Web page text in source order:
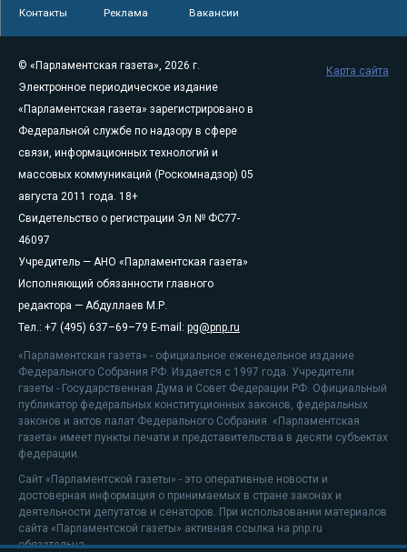
Контакты Реклама Вакансии
© «Парламентская газета», 2026 г.
Электронное периодическое издание
«Парламентская газета» зарегистрировано в
Федеральной службе по надзору в сфере
связи, информационных технологий и
массовых коммуникаций (Роскомнадзор) 05
августа 2011 года. 18+
Свидетельство о регистрации Эл № ФС77-
46097
Учредитель — АНО «Парламентская газета»
Исполняющий обязанности главного
редактора — Абдуллаев М.Р.
Тел.: +7 (495) 637–69–79 E-mail: pg@pnp.ru
«Парламентская газета» - официальное еженедельное издание
Федерального Собрания РФ. Издается с 1997 года. Учредители
газеты - Государственная Дума и Совет Федерации РФ. Официальный
публикатор федеральных конституционных законов, федеральных
законов и актов палат Федерального Собрания. «Парламентская
газета» имеет пункты печати и представительства в десяти субъектах
федерации.
Сайт «Парламентской газеты» - это оперативные новости и
достоверная информация о принимаемых в стране законах и
деятельности депутатов и сенаторов. При использовании материалов
сайта «Парламентской газеты» активная ссылка на pnp.ru
обязательна.
Карта сайта